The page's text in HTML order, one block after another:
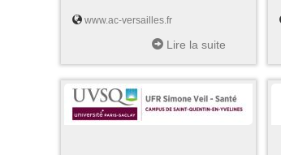
www.ac-versailles.fr
Lire la suite